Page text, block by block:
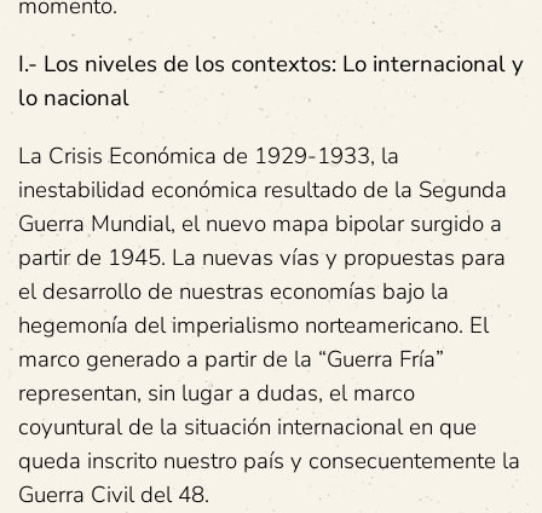
momento.
I.- Los niveles de los contextos: Lo internacional y
lo nacional
La Crisis Económica de 1929-1933, la
inestabilidad económica resultado de la Segunda
Guerra Mundial, el nuevo mapa bipolar surgido a
partir de 1945. La nuevas vías y propuestas para
el desarrollo de nuestras economías bajo la
hegemonía del imperialismo norteamericano. El
marco generado a partir de la “Guerra Fría”
representan, sin lugar a dudas, el marco
coyuntural de la situación internacional en que
queda inscrito nuestro país y consecuentemente la
Guerra Civil del 48.